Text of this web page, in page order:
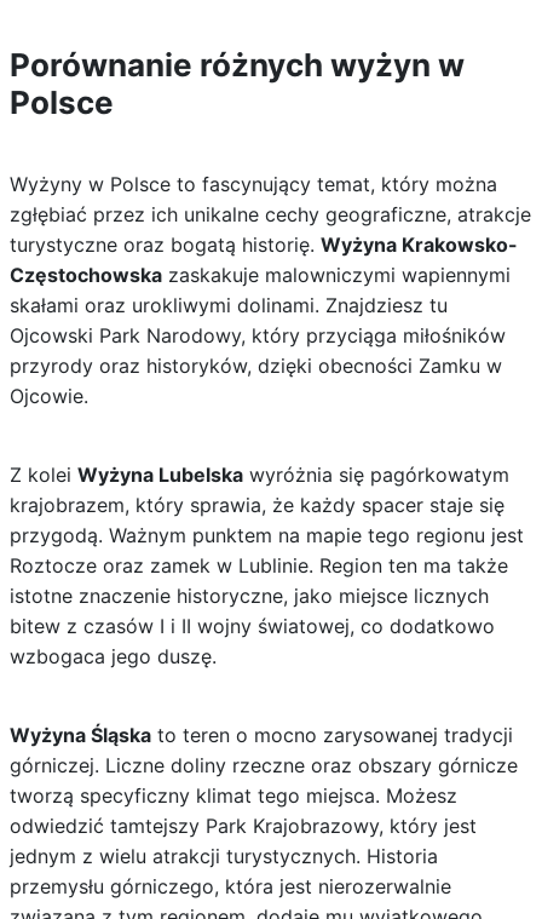
Porównanie różnych wyżyn w
Polsce
Wyżyny w Polsce to fascynujący temat, który można
zgłębiać przez ich unikalne cechy geograficzne, atrakcje
turystyczne oraz bogatą historię. Wyżyna Krakowsko-
Częstochowskazaskakuje malowniczymi wapiennymi
skałami oraz urokliwymi dolinami. Znajdziesz tu
Ojcowski Park Narodowy, który przyciąga miłośników
przyrody oraz historyków, dzięki obecności Zamku w
Ojcowie.
Z kolei Wyżyna Lubelskawyróżnia się pagórkowatym
krajobrazem, który sprawia, że każdy spacer staje się
przygodą. Ważnym punktem na mapie tego regionu jest
Roztocze oraz zamek w Lublinie. Region ten ma także
istotne znaczenie historyczne, jako miejsce licznych
bitew z czasów I i II wojny światowej, co dodatkowo
wzbogaca jego duszę.
Wyżyna Śląskato teren o mocno zarysowanej tradycji
górniczej. Liczne doliny rzeczne oraz obszary górnicze
tworzą specyficzny klimat tego miejsca. Możesz
odwiedzić tamtejszy Park Krajobrazowy, który jest
jednym z wielu atrakcji turystycznych. Historia
przemysłu górniczego, która jest nierozerwalnie